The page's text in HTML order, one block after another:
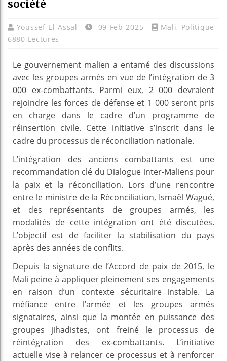
société
Youssef El Assal 09 Feb 2025 Mali, Politique
6880 Lectures
Le gouvernement malien a entamé des discussions
avec les groupes armés en vue de l’intégration de 3
000 ex-combattants. Parmi eux, 2 000 devraient
rejoindre les forces de défense et 1 000 seront pris
en charge dans le cadre d’un programme de
réinsertion civile. Cette initiative s’inscrit dans le
cadre du processus de réconciliation nationale.
L’intégration des anciens combattants est une
recommandation clé du Dialogue inter-Maliens pour
la paix et la réconciliation. Lors d’une rencontre
entre le ministre de la Réconciliation, Ismaël Wagué,
et des représentants de groupes armés, les
modalités de cette intégration ont été discutées.
L’objectif est de faciliter la stabilisation du pays
après des années de conflits.
Depuis la signature de l’Accord de paix de 2015, le
Mali peine à appliquer pleinement ses engagements
en raison d’un contexte sécuritaire instable. La
méfiance entre l’armée et les groupes armés
signataires, ainsi que la montée en puissance des
groupes jihadistes, ont freiné le processus de
réintégration des ex-combattants. L’initiative
actuelle vise à relancer ce processus et à renforcer